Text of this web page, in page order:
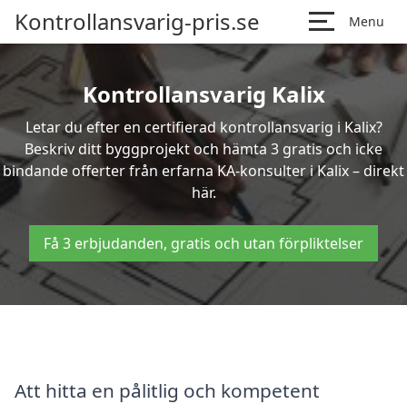
Kontrollansvarig-pris.se Menu
Kontrollansvarig Kalix
Letar du efter en certifierad kontrollansvarig i Kalix?
Beskriv ditt byggprojekt och hämta 3 gratis och icke
bindande offerter från erfarna KA-konsulter i Kalix – direkt
här.
Få 3 erbjudanden, gratis och utan förpliktelser
Att hitta en pålitlig och kompetent